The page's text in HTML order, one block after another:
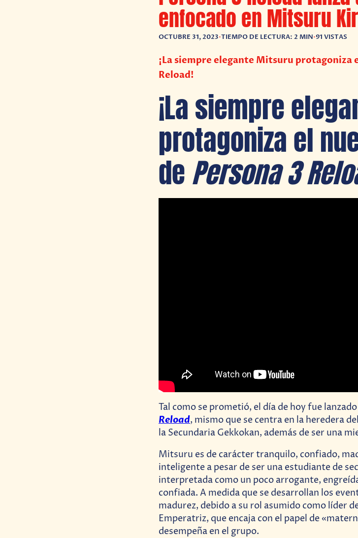
enfocado en Mitsuru
OCTUBRE 31, 2023•TIEMPO DE LECTURA: 2 MIN•91 VISTAS
¡La siempre elegante Mitsuru protagoniza
Reload!
¡La siempre
protagoniza el
dePersona 3
Tal como se prometió, el día de hoy fue
Reload, mismo que se centra en la heredera
la Secundaria Gekkokan, además de ser una
Mitsuru es de carácter tranquilo, confiado,
inteligente a pesar de ser una estudiante de
interpretada como un poco arrogante,
confiada. A medida que se desarrollan los
madurez, debido a su rol asumido como líder
Emperatriz, que encaja con el papel de
desempeña en el grupo.